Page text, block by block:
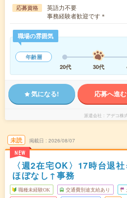
応募資格
英語力不要
事務経験者歓迎です＊
職場の雰囲気
年齢層
20代
30代
気になる! 応募へ進む
派遣会社 アデコ株
未読
NEW
掲載日 2026/08/07
〈週2在宅OK〉17時台退
ほぼなし↑事務
職種未経験OK 交通費別途支給あり